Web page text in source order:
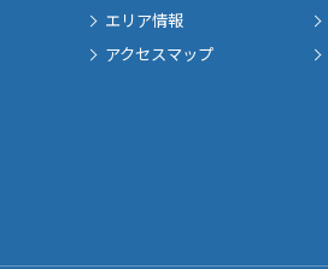
エリア情報
アクセスマップ